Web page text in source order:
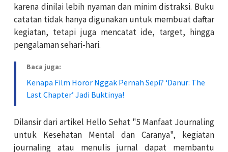
karena dinilai lebih nyaman dan minim distraksi. Buku
catatan tidak hanya digunakan untuk membuat daftar
kegiatan, tetapi juga mencatat ide, target, hingga
pengalaman sehari-hari.
Baca juga:
Kenapa Film Horor Nggak Pernah Sepi? ‘Danur: The
Last Chapter’ Jadi Buktinya!
Dilansir dari artikel Hello Sehat "5 Manfaat Journaling
untuk Kesehatan Mental dan Caranya", kegiatan
journaling atau menulis jurnal dapat membantu